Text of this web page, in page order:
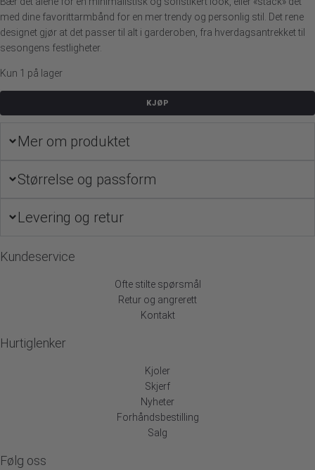
med dine favorittarmbånd for en mer trendy og personlig stil. Det rene
designet gjør at det passer til alt i garderoben, fra hverdagsantrekket til
sesongens festligheter.
Kun 1 på lager
Bracelet
Candy
antall
KJØP
Mer om produktet
Størrelse og passform
Levering og retur
Kundeservice
Ofte stilte spørsmål
Retur og angrerett
Kontakt
Hurtiglenker
Kjoler
Skjerf
Nyheter
Forhåndsbestilling
Salg
Følg oss